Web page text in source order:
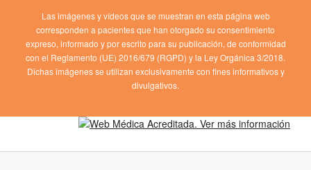
Las imágenes y vídeos que se muestran en esta página web
corresponden a pacientes que han otorgado su consentimiento
expreso, informado y por escrito para su publicación, de conformidad
con el Reglamento (UE) 2016/679 (RGPD) y la Ley Orgánica 3/2018.
Dichas imágenes se utilizan exclusivamente con fines informativos y
divulgativos.